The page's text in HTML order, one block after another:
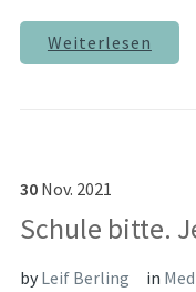
Weiterlesen
30 Nov. 2021
Schule bitte.
byLeif Berling in